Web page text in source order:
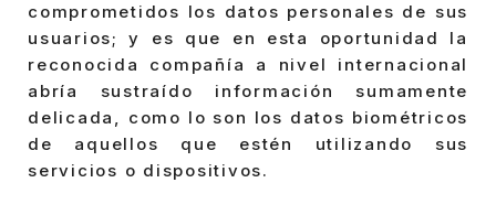
comprometidos los datos personales de sus
usuarios; y es que en esta oportunidad la
reconocida compañía a nivel internacional
abría sustraído información sumamente
delicada, como lo son los datos biométricos
de aquellos que estén utilizando sus
servicios o dispositivos.